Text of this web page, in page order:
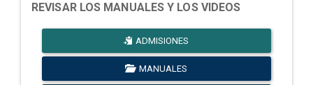
REVISAR LOS MANUALES Y LOS VIDEOS
ADMISIONES
MANUALES